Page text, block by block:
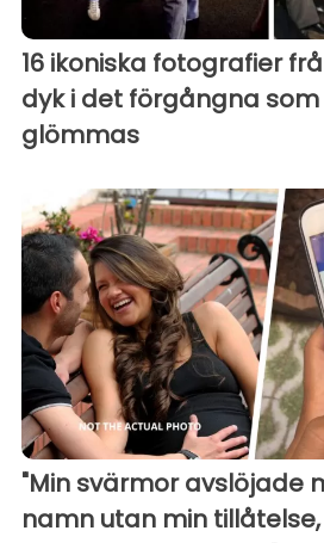
16 ikoniska fotografier
dyk i det förgångna
glömmas
"Min svärmor avslöjade
namn utan min